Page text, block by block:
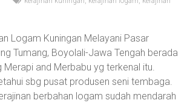
Logam Kuningan Melayani Pasar
Tumang, Boyolali-Jawa Tengah berada
Merapi and Merbabu yg terkenal itu.
sbg pusat produsen seni tembaga.
berbahan logam sudah mendarah